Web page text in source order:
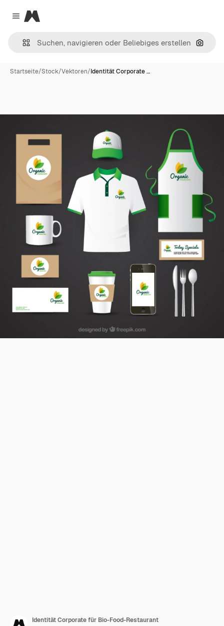
Close menu
Magnific
Nach
Startseite/Stock/Vektoren/Identität Corporate …
Identität Corporate für Bio-Food-Restaurant